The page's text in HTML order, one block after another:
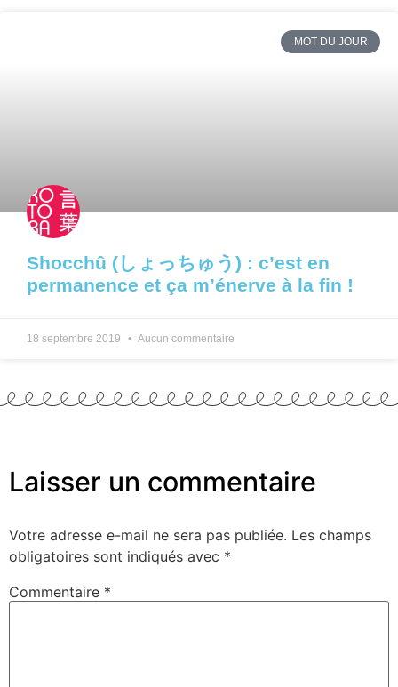
MOT DU JOUR
Shocchû (しょっちゅう) : c’est en
permanence et ça m’énerve à la fin !
18 septembre 2019 Aucun commentaire
Laisser un commentaire
Votre adresse e-mail ne sera pas publiée. Les champs
obligatoires sont indiqués avec *
Commentaire *